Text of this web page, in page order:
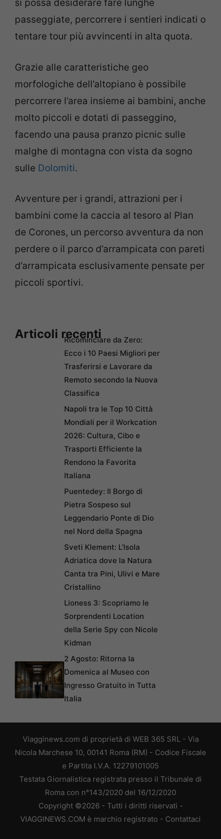
si possa desiderare fare lunghe
passeggiate, percorrere i sentieri indicati o
tentare tour più avvincenti in alta quota.
Grazie alle caratteristiche geo
morfologiche dell’altopiano è possibile
percorrere l’area insieme ai bambini, anche
molto piccoli e dotati di passeggino,
facendo una pausa pranzo picnic sulle
malghe di montagna con vista da sogno
sulle Dolomiti.
Avventure per i grandi, attrazioni per i
bambini come la caccia al tesoro al Plan
de Corones, un percorso avventura da non
perdere o il parco d’arrampicata con pareti
d’arrampicata esclusivamente pensate per
piccoli sportivi.
Articoli recentiRicominciare da Zero:
Ecco i 10 Paesi Migliori per
Trasferirsi e Lavorare da
Remoto secondo la Nuova
Classifica
Napoli tra le Top 10 Città
Mondiali per il Workcation
2026: Cultura, Cibo e
Trasporti Efficiente la
Rendono la Favorita
Italiana
Puentedey: Il Borgo di
Pietra Sospeso sul
Leggendario Ponte di Dio
nel Nord della Spagna
Sveti Klement: L’Isola
Adriatica dove la Natura
Canta tra Pini, Ulivi e Mare
Cristallino
Lioness 3: Scopriamo le
Sorprendenti Location
della Serie Spy con Nicole
Kidman
2 Agosto: Ritorna la
Domenica al Museo con
Ingresso Gratuito in Tutta
Italia
Viagginews.com di proprietà di WEB 365 SRL - Via
Nicola Marchese 10, 00141 Roma (RM) - Codice Fiscale
e Partita I.V.A. 12279101005
Testata Giornalistica registrata presso il Tribunale di
Roma con n°143/2020 del 16/12/2020
Copyright ©2026 - Tutti i diritti riservati -
VIAGGINEWS.COM è marchio registrato - Contattaci